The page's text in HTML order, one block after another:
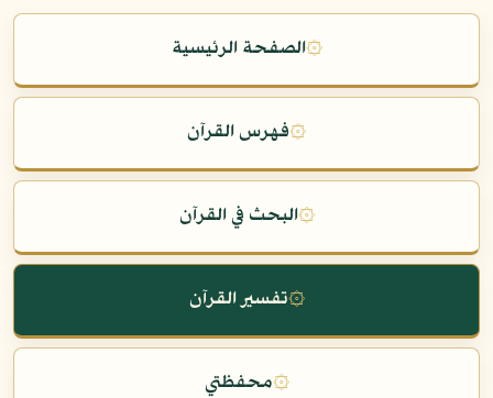
۞الصفحة الرئيسية
۞فهرس القرآن
۞البحث في القرآن
۞تفسير القرآن
۞محفظتي